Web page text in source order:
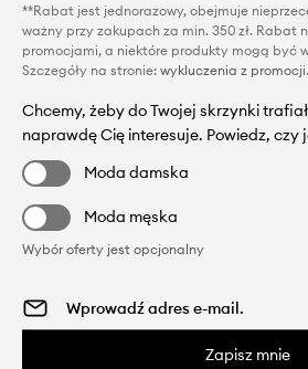
**Rabat jest jednorazowy, obejmuje
ważny przy zakupach za min. 350 zł. Rabat
promocjami, a niektóre produkty mogą być
Szczegóły na stronie: wykluczenia z promocji.
Chcemy, żeby do Twojej skrzynki
naprawdę Cię interesuje. Powiedz, czy
Moda damska
Moda męska
Wybór oferty jest opcjonalny
Zapisz mnie